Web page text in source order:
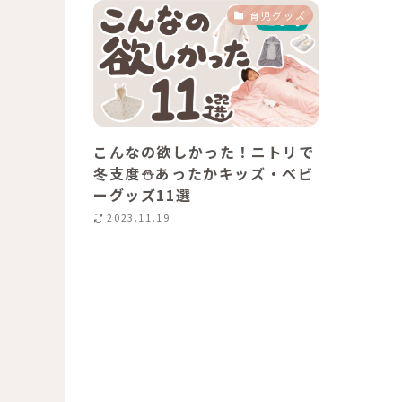
育児グッズ
こんなの欲しかった！ニトリで
冬支度⛄️あったかキッズ・ベビ
ーグッズ11選
2023.11.19